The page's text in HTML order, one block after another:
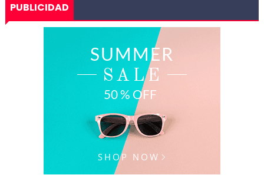
PUBLICIDAD